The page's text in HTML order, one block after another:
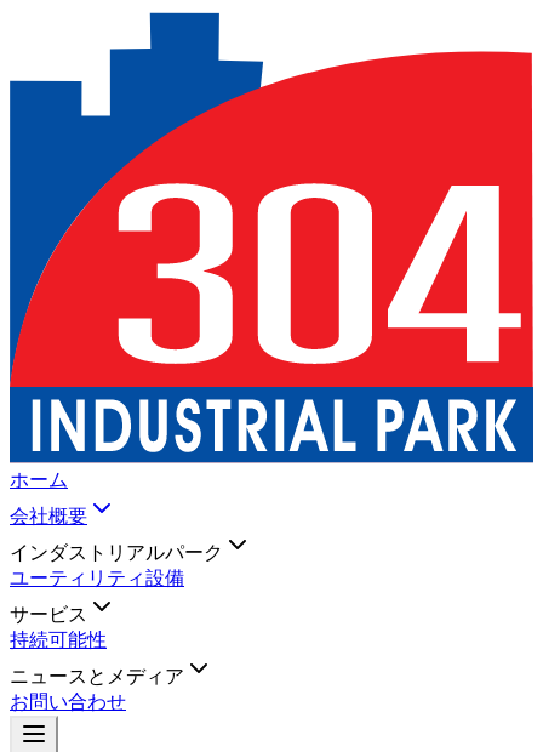
ホーム
会社概要
インダストリアルパーク
ユーティリティ設備
サービス
持続可能性
ニュースとメディア
お問い合わせ